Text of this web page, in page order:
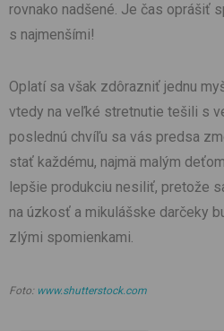
rovnako nadšené. Je čas oprášiť
s najmenšími!
Oplatí sa však zdôrazniť jednu
vtedy na veľké stretnutie tešili s
poslednú chvíľu sa vás predsa
stať každému, najmä malým
lepšie produkciu nesiliť, pretože
na úzkosť a mikulášske darčeky
zlými spomienkami.
Foto: www.shutterstock.com